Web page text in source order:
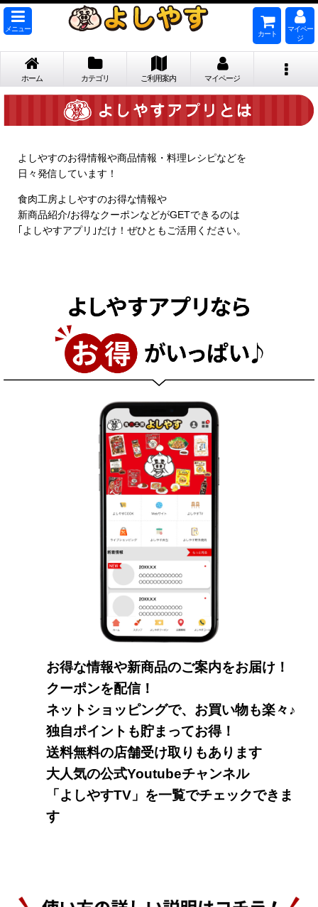
メニュー
カート
マイペー
ジ
ホーム カテゴリ ご利用案内 マイページ
よしやすのお得情報や商品情報・料理レシピなどを
日々発信しています！
食肉工房よしやすのお得な情報や
新商品紹介/お得なクーポンなどがGETできるのは
｢よしやすアプリ｣だけ！ ぜひともご活用ください。
お得な情報や新商品のご案内をお届け！
クーポンを配信！
ネットショッピングで、お買い物も楽々♪
独自ポイントも貯まってお得！
送料無料の店舗受け取りもあります
大人気の公式Youtubeチャンネル
「よしやすTV」を一覧でチェックできま
す